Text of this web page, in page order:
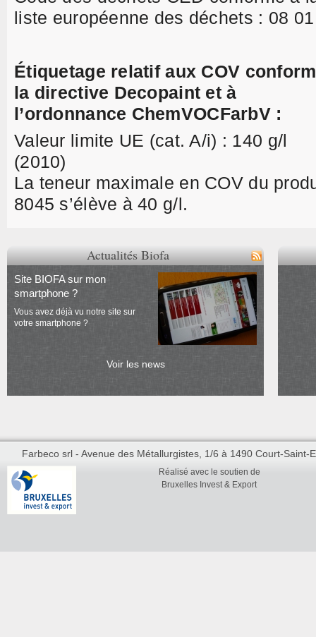
liste européenne des déchets : 08
Étiquetage relatif aux COV
la directive Decopaint et à
l’ordonnance ChemVOCFarbV :
Valeur limite UE (cat. A/i) : 140 g/l
(2010)
La teneur maximale en COV du
8045 s’élève à 40 g/l.
Actualités Biofa
Site BIOFA sur mon
smartphone ?
Vous avez déjà vu notre site sur
votre smartphone ?
Voir les news
Farbeco srl - Avenue des Métallurgistes, 1/6 à 1490 Court-Saint-
Réalisé avec le soutien de
Bruxelles Invest & Export